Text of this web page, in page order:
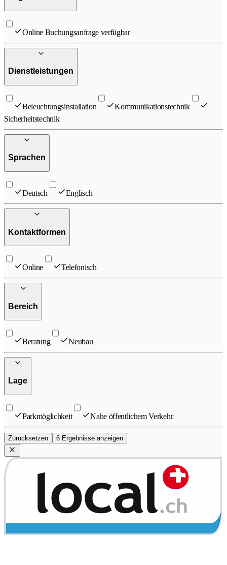
Online Buchungsanfrage verfügbar
Dienstleistungen
Beleuchtungsinstallation
Kommunikationstechnik
Sicherheitstechnik
Sprachen
Deutsch Englisch
Kontaktformen
Online Telefonisch
Bereich
Beratung Neubau
Lage
Parkmöglichkeit Nahe öffentlichem Verkehr
Zurücksetzen 6 Ergebnisse anzeigen